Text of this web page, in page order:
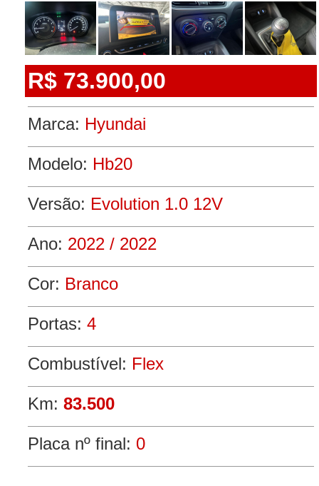
R$ 73.900,00
Marca: Hyundai
Modelo: Hb20
Versão: Evolution 1.0 12V
Ano: 2022 / 2022
Cor: Branco
Portas: 4
Combustível: Flex
Km: 83.500
Placa nº final: 0